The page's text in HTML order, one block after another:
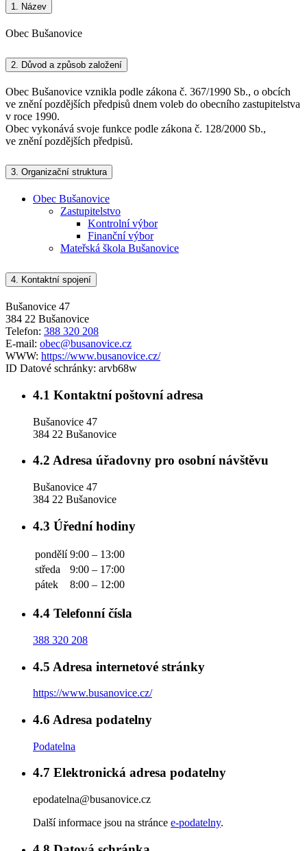
1. Název
Obec Bušanovice
2. Důvod a způsob založení
Obec Bušanovice vznikla podle zákona č. 367/1990 Sb., o obcích
ve znění pozdějších předpisů dnem voleb do obecního zastupitelstva
v roce 1990.
Obec vykonává svoje funkce podle zákona č. 128/2000 Sb.,
ve znění pozdějších předpisů.
3. Organizační struktura
Obec Bušanovice
Zastupitelstvo
Kontrolní výbor
Finanční výbor
Mateřská škola Bušanovice
4. Kontaktní spojení
Bušanovice 47
384 22 Bušanovice
Telefon: 388 320 208
E-mail: obec@busanovice.cz
WWW: https://www.busanovice.cz/
ID Datové schránky: arvb68w
4.1 Kontaktní poštovní adresa
Bušanovice 47
384 22 Bušanovice
4.2 Adresa úřadovny pro osobní návštěvu
Bušanovice 47
384 22 Bušanovice
4.3 Úřední hodiny
pondělí 9:00 – 13:00
středa
9:00 – 17:00
pátek
8:00 – 12:00
4.4 Telefonní čísla
388 320 208
4.5 Adresa internetové stránky
https://www.busanovice.cz/
4.6 Adresa podatelny
Podatelna
4.7 Elektronická adresa podatelny
epodatelna@busanovice.cz
Další informace jsou na stránce e-podatelny.